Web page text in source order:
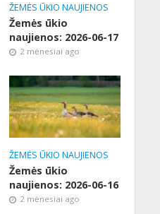
ŽEMĖS ŪKIO NAUJIENOS
Žemės ūkio
naujienos: 2026-06-17
2 mėnesiai ago
ŽEMĖS ŪKIO NAUJIENOS
Žemės ūkio
naujienos: 2026-06-16
2 mėnesiai ago